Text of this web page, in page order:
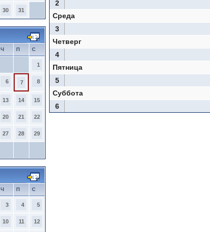
30 31
Ч П С
1
6 7 8
13 14 15
20 21 22
27 28 29
Ч П С
3 4 5
10 11 12
2
Среда
3
Четверг
4
Пятница
5
Суббота
6